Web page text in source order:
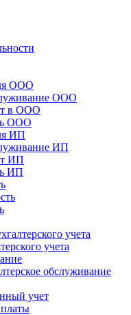
ООО
ООО
в ООО
ООО
ИП
ИП
ИП
ИП
учета
учета
обслуживание
учет
платы